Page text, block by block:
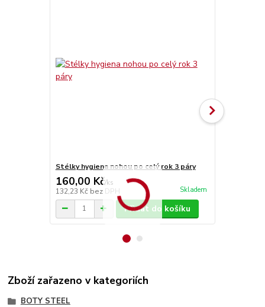
Stélky hygiena nohou po celý rok 3 páry
160,00 Kč/ks
132,23 Kč bez DPH Skladem
Přidat do košíku
Zboží zařazeno v kategoriích
BOTY STEEL